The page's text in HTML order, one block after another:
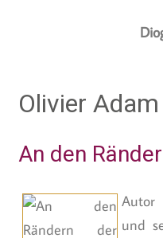
Olivier Adam
An den
Autor
und